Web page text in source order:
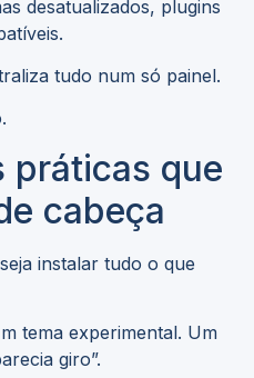
desatualizados, plugins
tudo num só painel.
práticas que
cabeça
instalar tudo o que
tema experimental. Um
giro”.